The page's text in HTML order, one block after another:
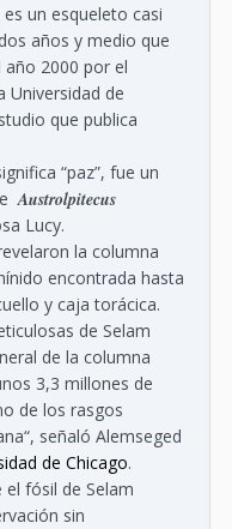
es un esqueleto casi
años y medio que
2000 por el
Universidad de
que publica
“paz”, fue un
Austrolpitecus
Lucy.
la columna
encontrada hasta
y caja torácica.
de Selam
de la columna
3,3 millones de
de los rasgos
señaló Alemseged
de Chicago.
fósil de Selam
sin